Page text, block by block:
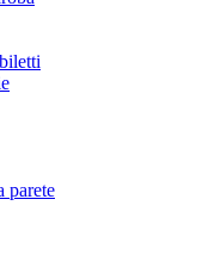
parete